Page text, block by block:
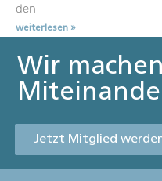
den
weiterlesen »
Wir
Jetzt Mitglied